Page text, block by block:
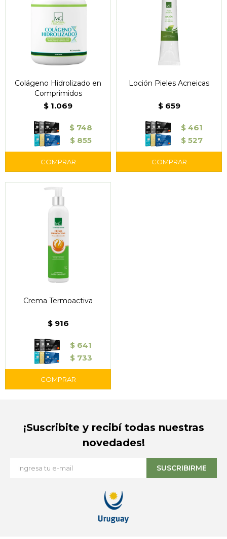
Colágeno Hidrolizado en
Comprimidos
$ 1.069
$ 748
$ 855
Loción Pieles Acneicas
$ 659
$ 461
$ 527
Crema Termoactiva
$ 916
$ 641
$ 733
¡Suscribite y recibí todas nuestras
novedades!
SUSCRIBIRME